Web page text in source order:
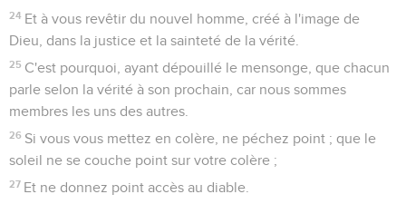
24 Et à vous revêtir du nouvel homme, créé à l'image de
Dieu, dans la justice et la sainteté de la vérité.
25 C'est pourquoi, ayant dépouillé le mensonge, que chacun
parle selon la vérité à son prochain, car nous sommes
membres les uns des autres.
26 Si vous vous mettez en colère, ne péchez point ; que le
soleil ne se couche point sur votre colère ;
27 Et ne donnez point accès au diable.